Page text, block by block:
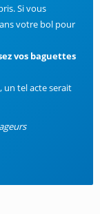
Si vous
votre bol pour
vos baguettes
un tel acte serait